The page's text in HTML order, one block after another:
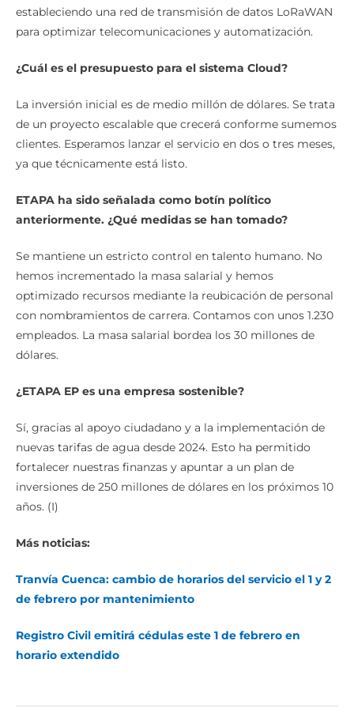
estableciendo una red de transmisión de datos LoRaWAN
para optimizar telecomunicaciones y automatización.
¿Cuál es el presupuesto para el sistema Cloud?
La inversión inicial es de medio millón de dólares. Se trata
de un proyecto escalable que crecerá conforme sumemos
clientes. Esperamos lanzar el servicio en dos o tres meses,
ya que técnicamente está listo.
ETAPA ha sido señalada como botín político
anteriormente. ¿Qué medidas se han tomado?
Se mantiene un estricto control en talento humano. No
hemos incrementado la masa salarial y hemos
optimizado recursos mediante la reubicación de personal
con nombramientos de carrera. Contamos con unos 1.230
empleados. La masa salarial bordea los 30 millones de
dólares.
¿ETAPA EP es una empresa sostenible?
Sí, gracias al apoyo ciudadano y a la implementación de
nuevas tarifas de agua desde 2024. Esto ha permitido
fortalecer nuestras finanzas y apuntar a un plan de
inversiones de 250 millones de dólares en los próximos 10
años. (I)
Más noticias:
Tranvía Cuenca: cambio de horarios del servicio el 1 y 2
de febrero por mantenimiento
Registro Civil emitirá cédulas este 1 de febrero en
horario extendido